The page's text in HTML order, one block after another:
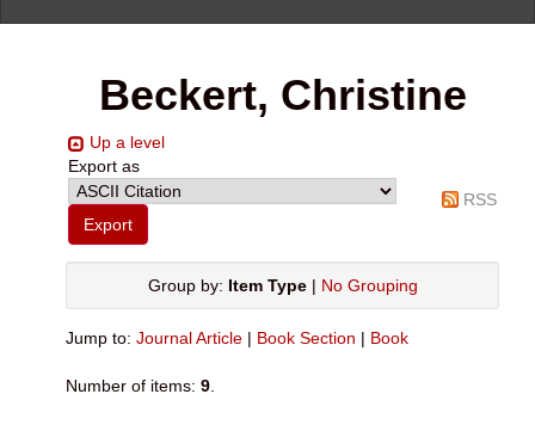
Beckert, Christine
Up a level
Export as
RSS
Group by: Item Type| No Grouping
Jump to: Journal Article | Book Section | Book
Number of items: 9